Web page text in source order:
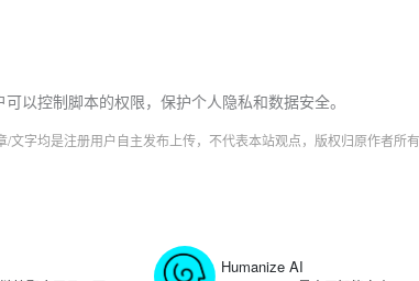
以控制脚本的权限，保护个人隐私和数据安全。
字均是注册用户自主发布上传，不代表本站观点，版权归原作者所
Humanize AI